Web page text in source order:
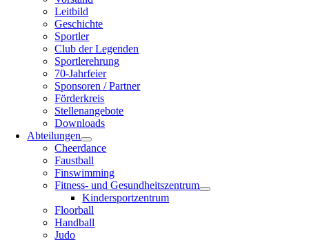
Leitbild
Geschichte
Sportler
Club der Legenden
Sportlerehrung
70-Jahrfeier
Sponsoren / Partner
Förderkreis
Stellenangebote
Downloads
Abteilungen
Cheerdance
Faustball
Finswimming
Fitness- und Gesundheitszentrum
Kindersportzentrum
Floorball
Handball
Judo